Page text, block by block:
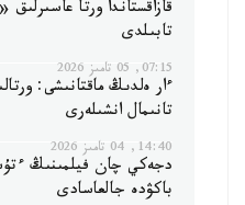
قازاقستاندا ورتا
تابىلدى
07:15, 05 تامىز 2026
ءار ەلدىڭ ماقتانىشى:
تانىمال انشىلەرى
14:40, 04 تامىز 2026
دجەكي چان فيلمىنىڭ
باكۋدە جالعاسادى